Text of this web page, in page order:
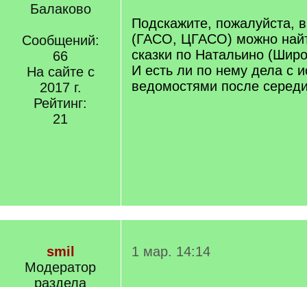
Балаково
Сообщений:
66
На сайте с
2017 г.
Рейтинг:
21
Подскажите, пожалуйста,
(ГАСО, ЦГАСО) можно
сказки по Натальино
И есть ли по нему дела с
ведомостями после
smil
Модератор
раздела
1 мар. 14:14